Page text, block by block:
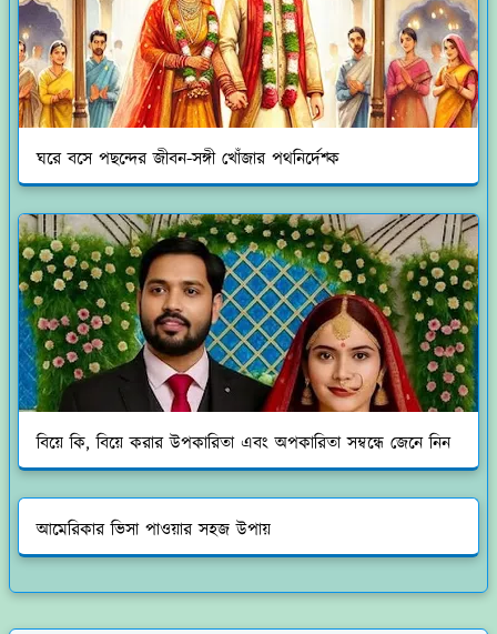
ঘরে বসে পছন্দের জীবন-সঙ্গী খোঁজার পথনির্দেশ্ক
বিয়ে কি, বিয়ে করার উপকারিতা এবং অপকারিতা সম্বন্ধে জেনে নিন
আমেরিকার ভিসা পাওয়ার সহজ উপায়